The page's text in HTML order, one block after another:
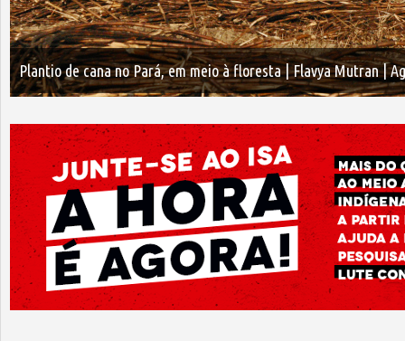
Plantio de cana no Pará, em meio à floresta | Flavya Mutran |